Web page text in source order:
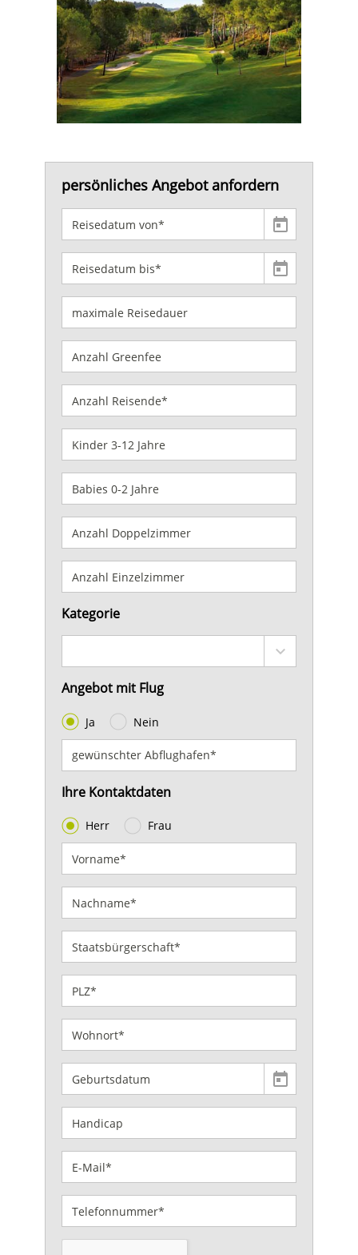
persönliches Angebot anfordern
Kategorie
Angebot mit Flug
Ja Nein
Ihre Kontaktdaten
Herr Frau